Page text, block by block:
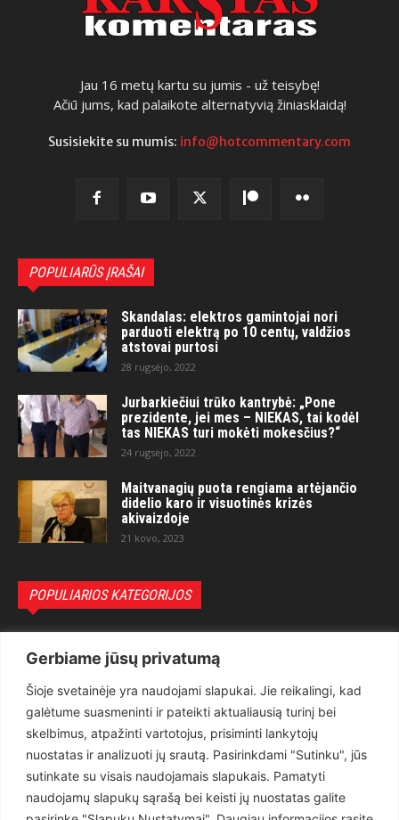
Gerbiame jūsų privatumą
Šioje svetainėje yra naudojami slapukai. Jie reikalingi, kad
galėtume suasmeninti ir pateikti aktualiausią turinį bei
skelbimus, atpažinti vartotojus, prisiminti lankytojų
nuostatas ir analizuoti jų srautą. Pasirinkdami "Sutinku", jūs
sutinkate su visais naudojamais slapukais. Pamatyti
naudojamų slapukų sąrašą bei keisti jų nuostatas galite
Jau 16 metų kartu su jumis - už teisybę!
Ačiū jums, kad palaikote alternatyvią žiniasklaidą!
Susisiekite su mumis: info@hotcommentary.com
POPULIARŪS ĮRAŠAI
Skandalas: elektros gamintojai nori
parduoti elektrą po 10 centų, valdžios
atstovai purtosi
28 rugsėjo, 2022
Jurbarkiečiui trūko kantrybė: „Pone
prezidente, jei mes – NIEKAS, tai kodėl
tas NIEKAS turi mokėti mokesčius?“
24 rugsėjo, 2022
Maitvanagių puota rengiama artėjančio
didelio karo ir visuotinės krizės
akivaizdoje
21 kovo, 2023
POPULIARIOS KATEGORIJOS
Teisėsauga
1497
Aktualu
Lietuva
619
Pasaulis
Статьи на русском